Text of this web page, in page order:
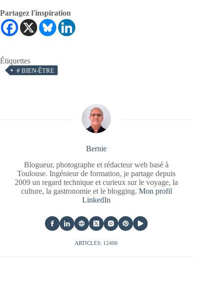
Partagez l'inspiration
Étiquettes
# BIEN-ÊTRE
Bernie
Blogueur, photographe et rédacteur web basé à
Toulouse. Ingénieur de formation, je partage depuis
2009 un regard technique et curieux sur le voyage, la
culture, la gastronomie et le blogging. Mon profil
LinkedIn
ARTICLES: 12406